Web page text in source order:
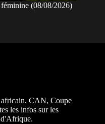
(08/08/2026)
CAN, Coupe
les infos sur les
d'Afrique.